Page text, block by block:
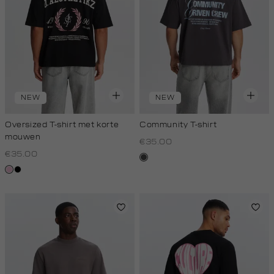
NEW
Oversized T-shirt met korte
mouwen
€35.00
rose,zwart
NEW
Community T-shirt
€35.00
donkergrijs